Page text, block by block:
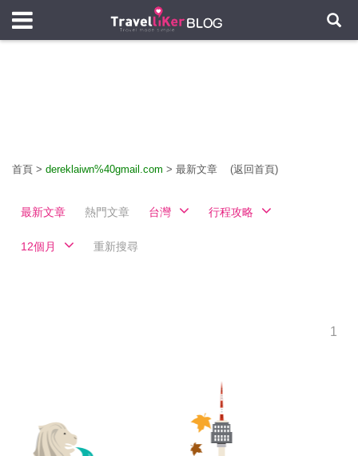
首頁 > dereklaiwn%40gmail.com > 最新文章 (返回首頁)
最新文章 熱門文章 台灣 行程攻略
12個月 重新搜尋
1